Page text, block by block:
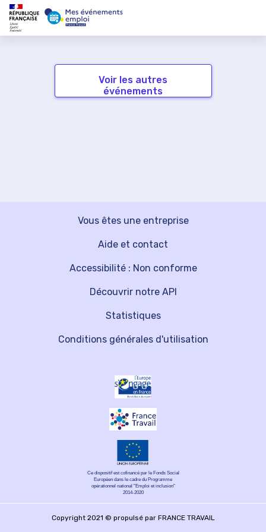
Voir les autres
événements
Vous êtes une entreprise
Découvrir notre API
Aide et contact
Statistiques
Accessibilité : Non conforme
Conditions générales d'utilisation
Ce dispositif est cofinancé par le Fonds Social
Européen dans le cadre du Programme
opérationnel national "Emploi et inclusion"
2014-2020
Copyright 2021 © propulsé par FRANCE TRAVAIL